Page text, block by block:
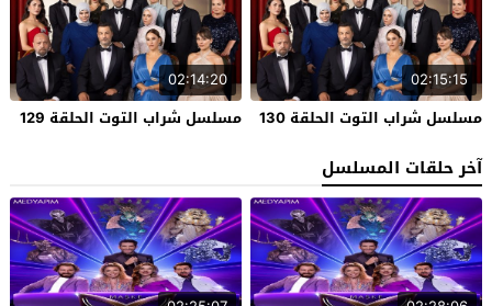
02:15:15
مسلسل شراب التوت الحلقة 130
02:14:20
مسلسل شراب التوت الحلقة 129
آخر حلقات المسلسل